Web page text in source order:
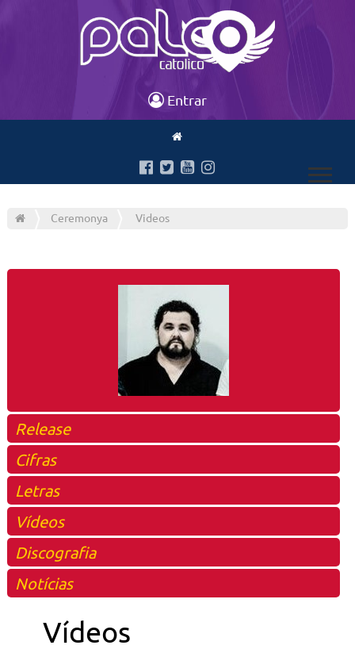
Entrar
Ceremonya Videos
Release
Cifras
Letras
Vídeos
Discografia
Notícias
Vídeos